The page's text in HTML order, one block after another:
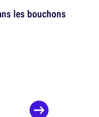
les bouchons